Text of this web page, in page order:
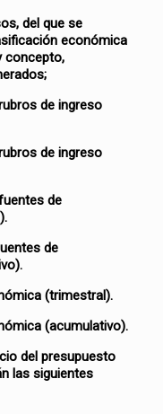
del que se
económica
concepto,
de ingreso
de ingreso
de
de
(trimestral).
(acumulativo).
del presupuesto
las siguientes